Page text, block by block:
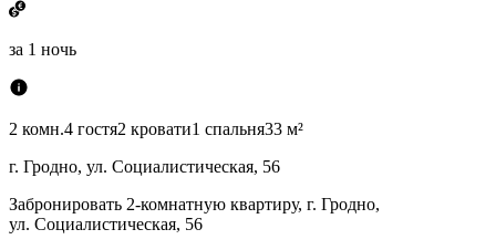
за 1 ночь
2 комн.4 гостя2 кровати1 спальня33 м²
г. Гродно, ул. Социалистическая, 56
Забронировать 2-комнатную квартиру, г. Гродно,
ул. Социалистическая, 56